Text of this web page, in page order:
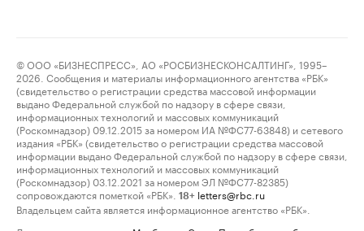
© ООО «БИЗНЕСПРЕСС», АО «РОСБИЗНЕСКОНСАЛТИНГ», 1995–
2026. Сообщения и материалы информационного агентства «РБК»
(свидетельство о регистрации средства массовой информации
выдано Федеральной службой по надзору в сфере связи,
информационных технологий и массовых коммуникаций
(Роскомнадзор) 09.12.2015 за номером ИА №ФС77-63848) и сетевого
издания «РБК» (свидетельство о регистрации средства массовой
информации выдано Федеральной службой по надзору в сфере связи,
информационных технологий и массовых коммуникаций
(Роскомнадзор) 03.12.2021 за номером ЭЛ №ФС77-82385)
сопровождаются пометкой «РБК».
18+ letters@rbc.ru
Владельцем сайта является информационное агентство «РБК».